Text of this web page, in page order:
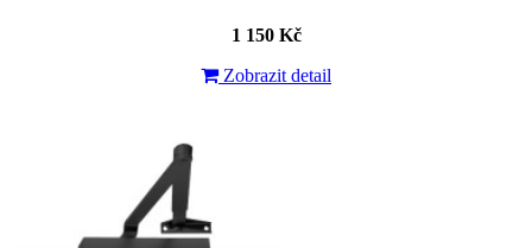
1 150 Kč
Zobrazit detail